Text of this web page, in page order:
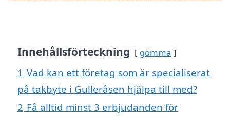
Innehållsförteckning gömma
1 Vad kan ett företag som är specialiserat
på takbyte i Gulleråsen hjälpa till med?
2 Få alltid minst 3 erbjudanden för